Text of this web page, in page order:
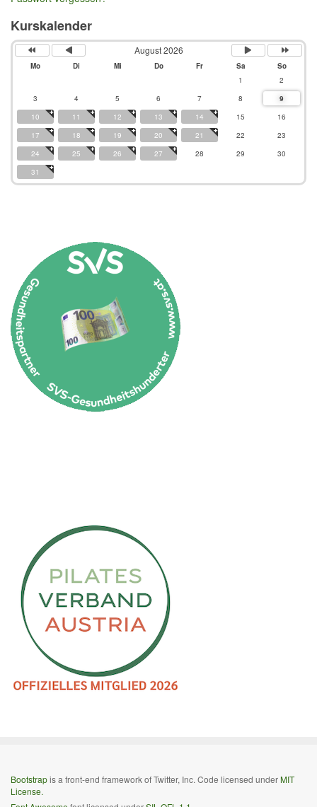
Kurskalender
August 2026
Mo Di Mi Do Fr Sa
So
1
2
3
4 5 6 7 8
9
10
11 12 13 14 15
16
17
18 19 20 21 22
23
24
25 26 27 28 29
30
31
Bootstrapis a front-end framework of Twitter, Inc. Code licensed underMIT
License.